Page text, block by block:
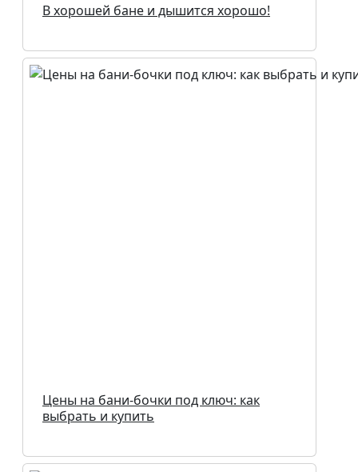
В хорошей бане и дышится хорошо!
Цены на бани-бочки под ключ: как
выбрать и купить